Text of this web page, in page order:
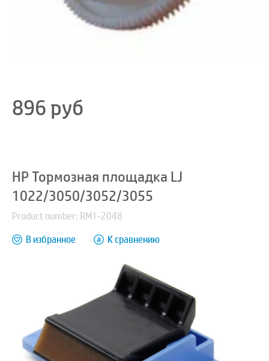
896руб
HP Тормозная площадка LJ
1022/3050/3052/3055
Product number: RM1-2048
В избранное
К сравнению